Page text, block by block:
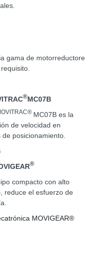
gama de
®MC07B
MC07B es la
de velocidad en
posicionamiento.
®
compacto con alto
reduce el esfuerzo de
MOVIGEAR®